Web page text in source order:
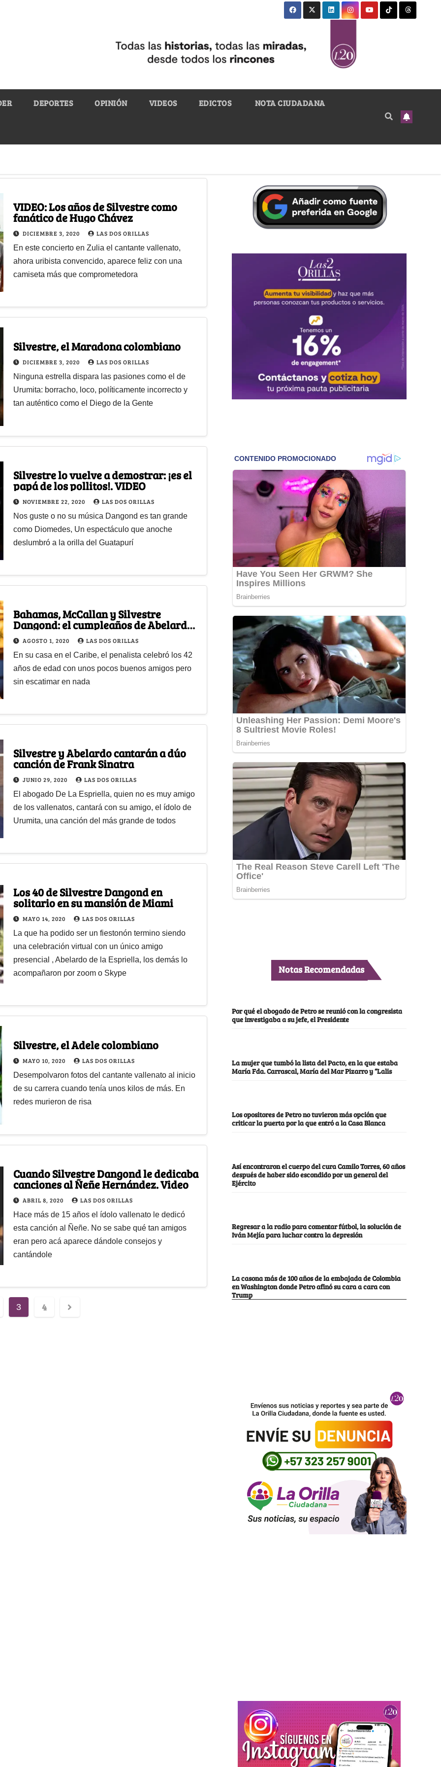
DEPORTES OPINIÓN VIDEOS EDICTOS NOTA CIUDADANA
VIDEO: Los años de Silvestre como
fanático de Hugo Chávez
DICIEMBRE 3, 2020 LAS DOS ORILLAS
En este concierto en Zulia el cantante vallenato,
ahora uribista convencido, aparece feliz con una
camiseta más que comprometedora
Silvestre, el Maradona colombiano
DICIEMBRE 3, 2020 LAS DOS ORILLAS
Ninguna estrella dispara las pasiones como el de
Urumita: borracho, loco, políticamente incorrecto y
tan auténtico como el Diego de la Gente
Silvestre lo vuelve a demostrar: ¡es el
papá de los pollitos!. VIDEO
NOVIEMBRE 22, 2020 LAS DOS ORILLAS
Nos guste o no su música Dangond es tan grande
como Diomedes, Un espectáculo que anoche
deslumbró a la orilla del Guatapurí
Bahamas, McCallan y Silvestre
Dangond: el cumpleaños de Abelardo
de la Espriella
AGOSTO 1, 2020 LAS DOS ORILLAS
En su casa en el Caribe, el penalista celebró los 42
años de edad con unos pocos buenos amigos pero
sin escatimar en nada
Silvestre y Abelardo cantarán a dúo
canción de Frank Sinatra
JUNIO 29, 2020 LAS DOS ORILLAS
El abogado De La Espriella, quien no es muy amigo
de los vallenatos, cantará con su amigo, el ídolo de
Urumita, una canción del más grande de todos
Los 40 de Silvestre Dangond en
solitario en su mansión de Miami
MAYO 14, 2020 LAS DOS ORILLAS
La que ha podido ser un fiestonón termino siendo
una celebración virtual con un único amigo
presencial , Abelardo de la Espriella, los demás lo
acompañaron por zoom o Skype
Silvestre, el Adele colombiano
MAYO 10, 2020 LAS DOS ORILLAS
Desempolvaron fotos del cantante vallenato al inicio
de su carrera cuando tenía unos kilos de más. En
redes murieron de risa
Cuando Silvestre Dangond le dedicaba
canciones al Ñeñe Hernández. Video
ABRIL 8, 2020 LAS DOS ORILLAS
Hace más de 15 años el ídolo vallenato le dedicó
esta canción al Ñeñe. No se sabe qué tan amigos
eran pero acá aparece dándole consejos y
cantándole
3 4
Notas Recomendadas
Por qué el abogado de Petro se reunió con la congresista
que investigaba a su jefe, el Presidente
La mujer que tumbó la lista del Pacto, en la que estaba
María Fda. Carrascal, María del Mar Pizarro y “Lalis
Los opositores de Petro no tuvieron más opción que
criticar la puerta por la que entró a la Casa Blanca
Así encontraron el cuerpo del cura Camilo Torres, 60 años
después de haber sido escondido por un general del
Ejército
Regresar a la radio para comentar fútbol, la solución de
Iván Mejía para luchar contra la depresión
La casona más de 100 años de la embajada de Colombia
en Washington donde Petro afinó su cara a cara con
Trump